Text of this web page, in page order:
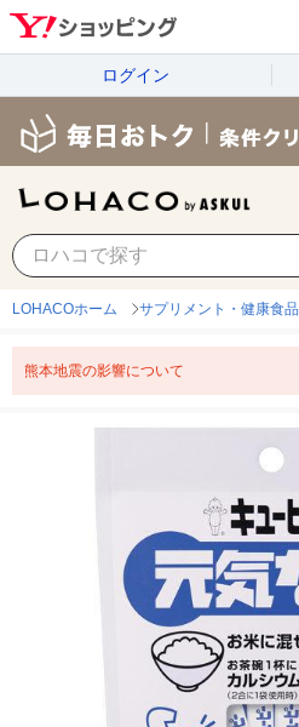
ログイン
LOHACOホーム サプリメント・健康食品
熊本地震の影響について